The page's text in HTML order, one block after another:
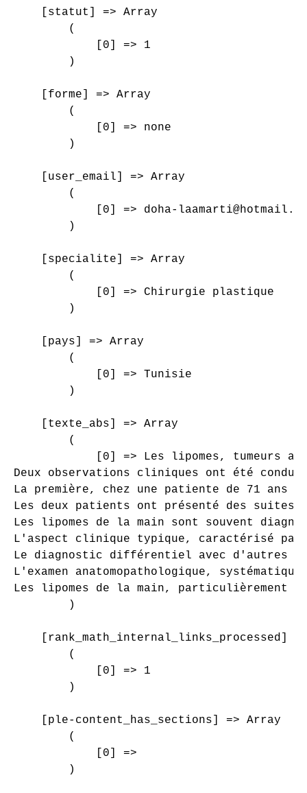
    [statut] => Array
        (
            [0] => 1
        )
    [forme] => Array
        (
            [0] => none
        )
    [user_email] => Array
        (
[0] => doha-
        )
    [specialite] => Array
        (
            [0] => Chirurgie plastique
        )
    [pays] => Array
        (
            [0] => Tunisie
        )
    [texte_abs] => Array
        (
[0] => Les lipomes, tumeurs
Deux observations cliniques ont été
La première, chez une patiente de 71 ans
Les deux patients ont présenté des
Les lipomes de la main sont souvent
L'aspect clinique typique, caractérisé
Le diagnostic différentiel avec d'autres
L'examen anatomopathologique,
Les lipomes de la main, particulièrement
        )
[rank_math_internal_links_processed]
        (
            [0] => 1
        )
    [ple-content_has_sections] => Array
        (
            [0] =>
        )